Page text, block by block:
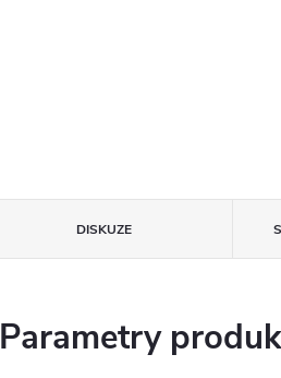
DISKUZE
Parametry